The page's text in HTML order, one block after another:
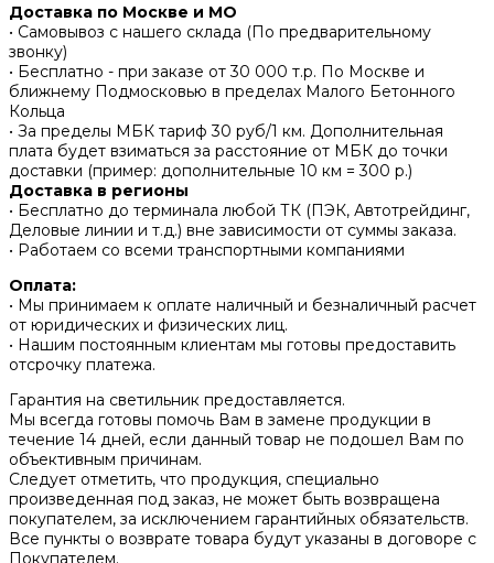
Доставка по Москве и МО
• Самовывоз с нашего склада (По предварительному
звонку)
• Бесплатно - при заказе от 30 000 т.р. По Москве и
ближнему Подмосковью в пределах Малого Бетонного
Кольца
• За пределы МБК тариф 30 руб/1 км. Дополнительная
плата будет взиматься за расстояние от МБК до точки
доставки (пример: дополнительные 10 км = 300 р.)
Доставка в регионы
• Бесплатно до терминала любой ТК (ПЭК, Автотрейдинг,
Деловые линии и т.д.) вне зависимости от суммы заказа.
• Работаем со всеми транспортными компаниями
Оплата:
• Мы принимаем к оплате наличный и безналичный расчет
от юридических и физических лиц.
• Нашим постоянным клиентам мы готовы предоставить
отсрочку платежа.
Гарантия на светильник предоставляется.
Мы всегда готовы помочь Вам в замене продукции в
течение 14 дней, если данный товар не подошел Вам по
объективным причинам.
Следует отметить, что продукция, специально
произведенная под заказ, не может быть возвращена
покупателем, за исключением гарантийных обязательств.
Все пункты о возврате товара будут указаны в договоре с
Покупателем.